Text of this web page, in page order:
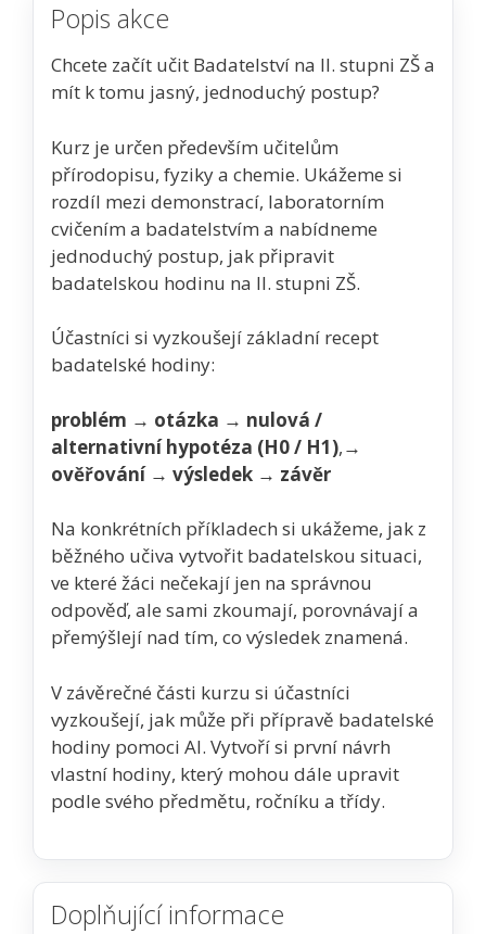
Popis akce
Chcete začít učit Badatelství na II. stupni ZŠ a
mít k tomu jasný, jednoduchý postup?
Kurz je určen především učitelům
přírodopisu, fyziky a chemie. Ukážeme si
rozdíl mezi demonstrací, laboratorním
cvičením a badatelstvím a nabídneme
jednoduchý postup, jak připravit
badatelskou hodinu na II. stupni ZŠ.
Účastníci si vyzkoušejí základní recept
badatelské hodiny:
problém → otázka → nulová /
alternativní hypotéza (H0 / H1),→
ověřování → výsledek → závěr
Na konkrétních příkladech si ukážeme, jak z
běžného učiva vytvořit badatelskou situaci,
ve které žáci nečekají jen na správnou
odpověď, ale sami zkoumají, porovnávají a
přemýšlejí nad tím, co výsledek znamená.
V závěrečné části kurzu si účastníci
vyzkoušejí, jak může při přípravě badatelské
hodiny pomoci AI. Vytvoří si první návrh
vlastní hodiny, který mohou dále upravit
podle svého předmětu, ročníku a třídy.
Doplňující informace